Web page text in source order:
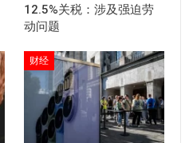
12.5%关税：涉及强迫劳
动问题
财经